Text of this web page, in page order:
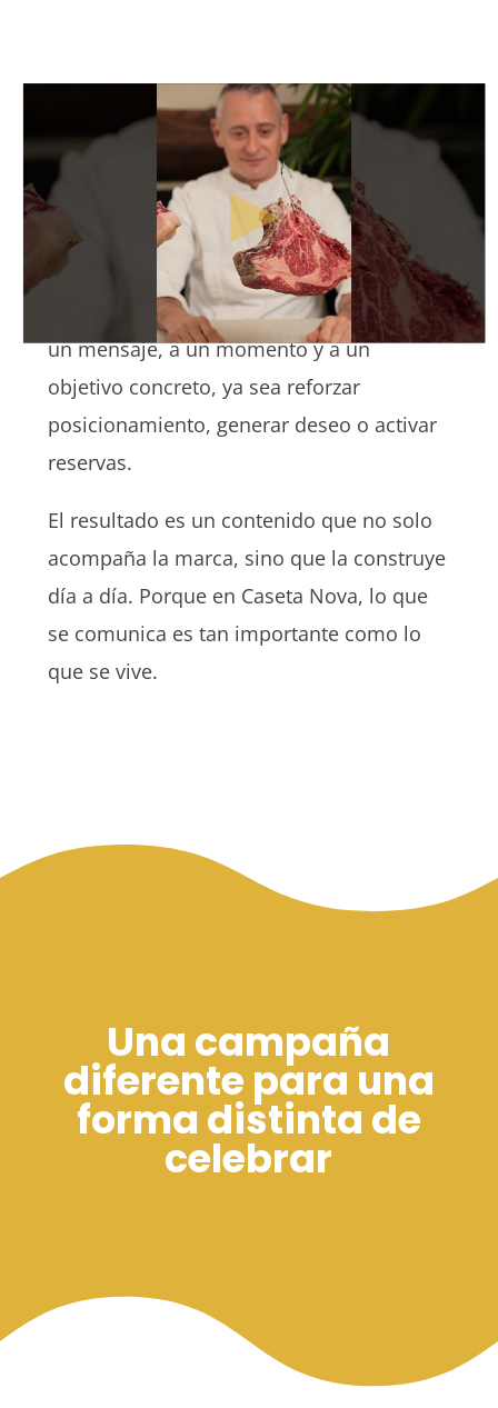
Más allá de la estética, hay un objetivo
estratégico. Cada publicación responde a
un mensaje, a un momento y a un
objetivo concreto, ya sea reforzar
posicionamiento, generar deseo o activar
reservas.
El resultado es un contenido que no solo
acompaña la marca, sino que la construye
día a día. Porque en Caseta Nova, lo que
se comunica es tan importante como lo
que se vive.
Una campaña
diferente para una
forma distinta de
celebrar